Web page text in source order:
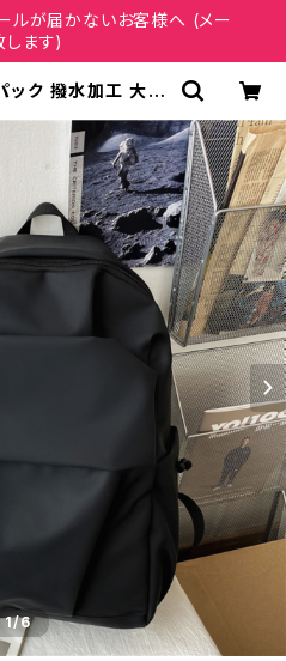
が届かないお客様へ (メー
ます)
ック 撥水加工 大容
通勤 高校生 大学生
無地 ブラック グレ
レイルセ 2
ディースファッシ
ン 通販
1/6